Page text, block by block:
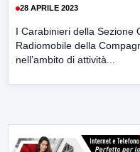
28 APRILE 2023
I Carabinieri della Sezione
Radiomobile della
nell’ambito di attività...